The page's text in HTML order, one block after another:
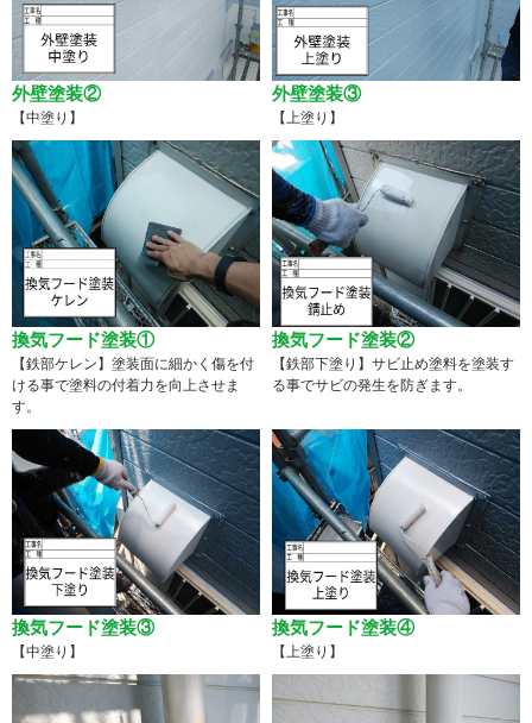
外壁塗装②
【中塗り】
外壁塗装③
【上塗り】
換気フード塗装①
【鉄部ケレン】塗装面に細かく傷を付
ける事で塗料の付着力を向上させま
す。
換気フード塗装②
【鉄部下塗り】サビ止め塗料を塗装す
る事でサビの発生を防ぎます。
換気フード塗装③
【中塗り】
換気フード塗装④
【上塗り】